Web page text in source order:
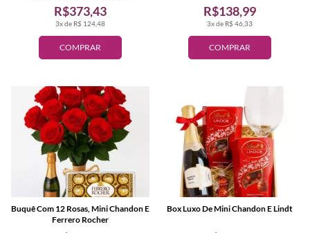
COMPRAR
3x de R$ 124,48
R$373,43
COMPRAR
3x de R$ 46,33
R$138,99
Buquê Com 12 Rosas, Mini Chandon E
Ferrero Rocher
Box Luxo De Mini Chandon E Lindt